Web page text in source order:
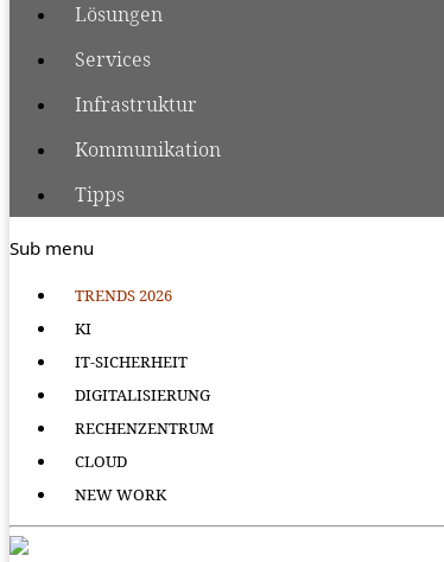
Lösungen
Services
Infrastruktur
Kommunikation
Tipps
Sub menu
TRENDS 2026
KI
IT-SICHERHEIT
DIGITALISIERUNG
RECHENZENTRUM
CLOUD
NEW WORK